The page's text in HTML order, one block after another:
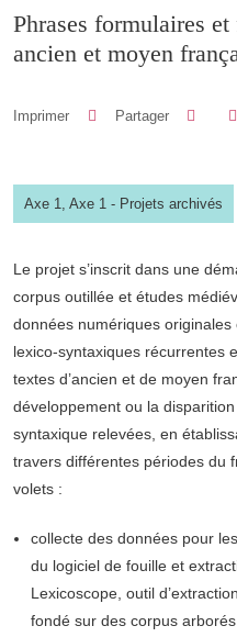
Phrases formulaires
ancien et moyen
Imprimer Partager
Axe 1, Axe 1 - Projets archivés
Le projet s’inscrit dans une
corpus outillée et études
données numériques
lexico-syntaxiques récurrentes
textes d’ancien et de moyen
développement ou la
syntaxique relevées, en
travers différentes périodes du
volets :
collecte des données pour
du logiciel de fouille et
Lexicoscope, outil
fondé sur des corpus